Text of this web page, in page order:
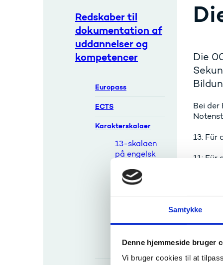
Samtykke
Denne hjemmeside bruger
Vi bruger cookies til at
Redskaber til
dokumentation af
uddannelser og
kompetencer
Europass
ECTS
Karakterskalaer
13-skalaen
på engelsk
13-skalaen
på tysk
13-skalaen
Tidligere
Die
Bei der
13: Für
11: Für
7: Für
6: Für